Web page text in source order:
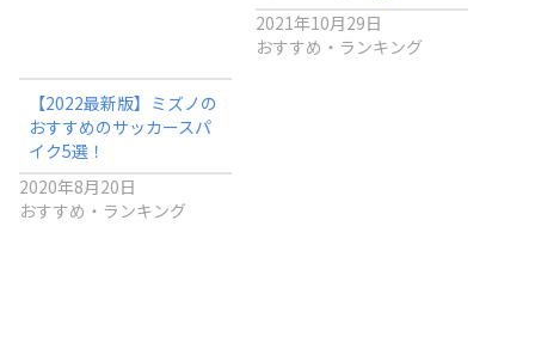
2021年10月29日
おすすめ・ランキング
【2022最新版】ミズノの
おすすめのサッカースパ
イク5選！
2020年8月20日
おすすめ・ランキング